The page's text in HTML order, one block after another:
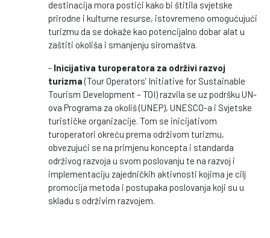
destinacija mora postići kako bi štitila svjetske
prirodne i kulturne resurse, istovremeno omogućujući
turizmu da se dokaže kao potencijalno dobar alat u
zaštiti okoliša i smanjenju siromaštva.
- Inicijativa turoperatora za održivi razvoj
turizma(Tour Operators’ Initiative for Sustainable
Tourism Development – TOI) razvila se uz podršku UN-
ova Programa za okoliš (UNEP), UNESCO-a i Svjetske
turističke organizacije. Tom se inicijativom
turoperatori okreću prema održivom turizmu,
obvezujući se na primjenu koncepta i standarda
održivog razvoja u svom poslovanju te na razvoj i
implementaciju zajedničkih aktivnosti kojima je cilj
promocija metoda i postupaka poslovanja koji su u
skladu s održivim razvojem.